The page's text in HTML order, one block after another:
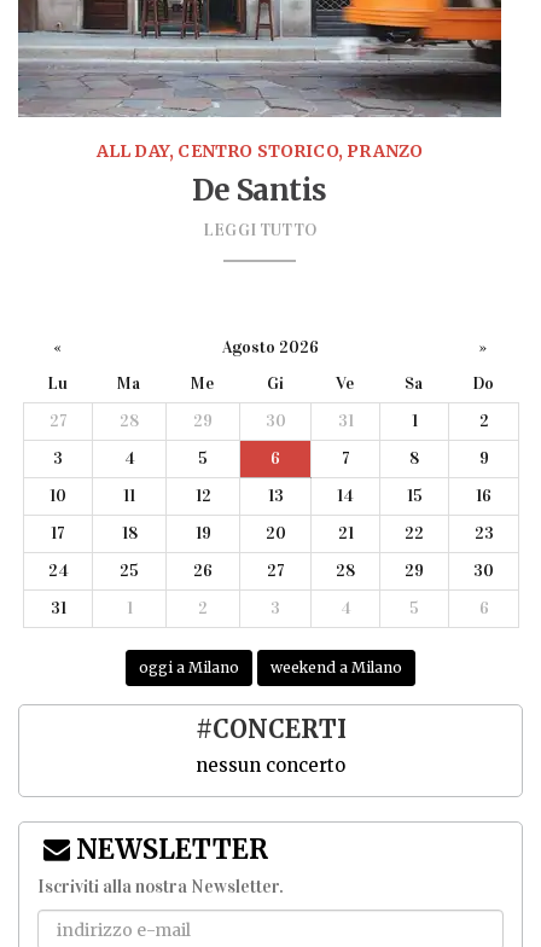
ALL DAY, CENTRO STORICO, PRANZO
De Santis
LEGGI TUTTO
« Agosto 2026
»
Lu
Ma Me Gi Ve Sa
Do
27
28 29 30 31 1
2
3
4 5 6 7 8
9
10
11 12 13 14 15
16
17
18 19 20 21 22
23
24
25 26 27 28 29
30
31
1 2 3 4 5 6
oggi a Milano weekend a Milano
#CONCERTI
nessun concerto
NEWSLETTER
Iscriviti alla nostra Newsletter.